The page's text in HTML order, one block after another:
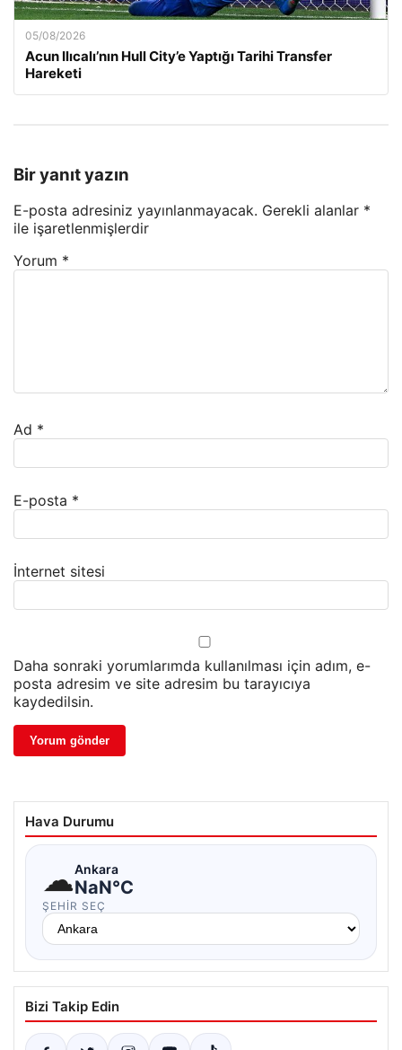
05/08/2026
Acun Ilıcalı’nın Hull City’e Yaptığı Tarihi Transfer
Hareketi
Bir yanıt yazın
E-posta adresiniz yayınlanmayacak. Gerekli alanlar *
ile işaretlenmişlerdir
Yorum *
Ad *
E-posta *
İnternet sitesi
Daha sonraki yorumlarımda kullanılması için adım, e-
posta adresim ve site adresim bu tarayıcıya
kaydedilsin.
Hava Durumu
☁Ankara
NaN°C
ŞEHIR SEÇ
Bizi Takip Edin